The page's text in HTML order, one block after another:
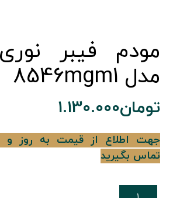
مودم فیبر
مدل 8546mgm1
تومان1.130.000
جهت اطلاع از قیمت به روز
تماس بگیرید